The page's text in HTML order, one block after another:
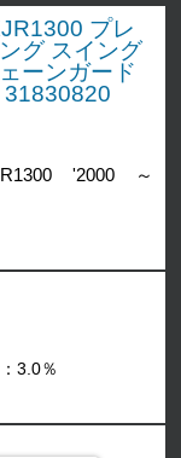
プレ
グ スイング
ーンガード
31830820
'2000 ～
3.0％